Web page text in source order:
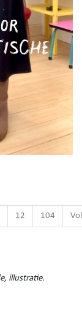
12 104
illustratie.